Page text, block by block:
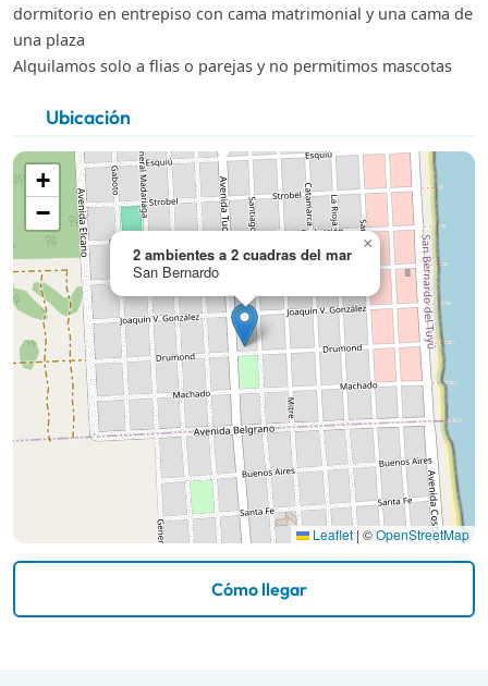
dormitorio en entrepiso con cama matrimonial y una cama de
una plaza
Alquilamos solo a flias o parejas y no permitimos mascotas
Ubicación
2 ambientes a 2 cuadras del mar
San Bernardo
×
+
−
Leaflet | ©OpenStreetMap
Cómo llegar